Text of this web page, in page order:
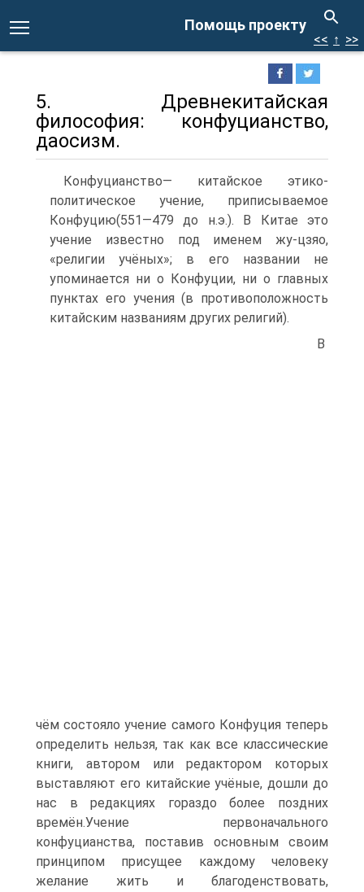
Помощь проекту
<< ↑ >>
5. Древнекитайская
философия: конфуцианство,
даосизм.
Конфуцианство— китайское этико-
политическое учение, приписываемое
Конфуцию(551—479 до н.э.). В Китае это
учение известно под именем жу-цзяо,
«религии учёных»; в его названии не
упоминается ни о Конфуции, ни о главных
пунктах его учения (в противоположность
китайским названиям других религий).
В
чём состояло учение самого Конфуция теперь
определить нельзя, так как все классические
книги, автором или редактором которых
выставляют его китайские учёные, дошли до
нас в редакциях гораздо более поздних
времён.Учение первоначального
конфуцианства, поставив основным своим
принципом присущее каждому человеку
желание жить и благоденствовать,